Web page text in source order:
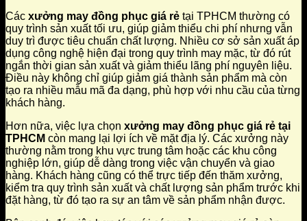
Các xưởng may đồng phục giá rẻ tại TPHCM thường có
quy trình sản xuất tối ưu, giúp giảm thiểu chi phí nhưng vẫn
duy trì được tiêu chuẩn chất lượng. Nhiều cơ sở sản xuất áp
dụng công nghệ hiện đại trong quy trình may mặc, từ đó rút
ngắn thời gian sản xuất và giảm thiểu lãng phí nguyên liệu.
Điều này không chỉ giúp giảm giá thành sản phẩm mà còn
tạo ra nhiều mẫu mã đa dạng, phù hợp với nhu cầu của từng
khách hàng.
Hơn nữa, việc lựa chọn xưởng may đồng phục giá rẻ tại
TPHCM còn mang lại lợi ích về mặt địa lý. Các xưởng này
thường nằm trong khu vực trung tâm hoặc các khu công
nghiệp lớn, giúp dễ dàng trong việc vận chuyển và giao
hàng. Khách hàng cũng có thể trực tiếp đến thăm xưởng,
kiểm tra quy trình sản xuất và chất lượng sản phẩm trước khi
đặt hàng, từ đó tạo ra sự an tâm về sản phẩm nhận được.